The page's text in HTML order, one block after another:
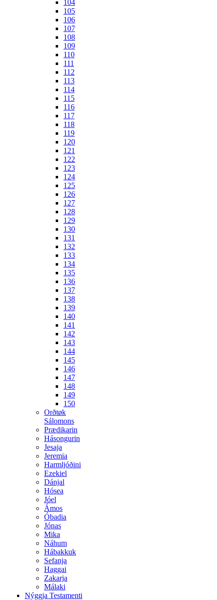
104
105
106
107
108
109
110
111
112
113
114
115
116
117
118
119
120
121
122
123
124
125
126
127
128
129
130
131
132
133
134
135
136
137
138
139
140
141
142
143
144
145
146
147
148
149
150
Orðtøk
Sálomons
Prædikarin
Hásongurin
Jesaja
Jeremia
Harmljóðini
Ezekiel
Dánjal
Hósea
Jóel
Ámos
Óbadia
Jónas
Mika
Náhum
Hábakkuk
Sefanja
Haggai
Zakarja
Málaki
Nýggja Testamenti